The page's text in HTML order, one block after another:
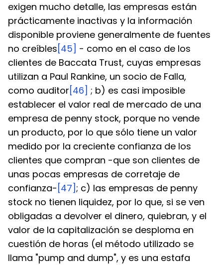
exigen mucho detalle, las empresas están
prácticamente inactivas y la información
disponible proviene generalmente de fuentes
no creíbles [45] - como en el caso de los
clientes de Baccata Trust, cuyas empresas
utilizan a Paul Rankine, un socio de Falla,
como auditor [46] ; b) es casi imposible
establecer el valor real de mercado de una
empresa de penny stock, porque no vende
un producto, por lo que sólo tiene un valor
medido por la creciente confianza de los
clientes que compran -que son clientes de
unas pocas empresas de corretaje de
confianza- [47]; c) las empresas de penny
stock no tienen liquidez, por lo que, si se ven
obligadas a devolver el dinero, quiebran, y el
valor de la capitalización se desploma en
cuestión de horas (el método utilizado se
llama "pump and dump", y es una estafa